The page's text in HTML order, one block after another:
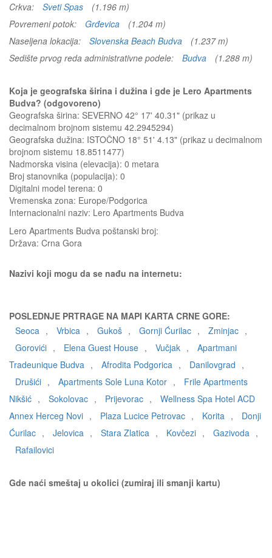
Crkva:
Sveti Spas
(1.196 m)
Povremeni potok:
Grđevica
(1.204 m)
Naseljena lokacija:
Slovenska Beach Budva
(1.237 m)
Sedište prvog reda administrativne podele:
Budva (1.288 m)
Koja je geografska širina i dužina i gde je Lero Apartments
Budva? (odgovoreno)
Geografska širina: SEVERNO 42° 17' 40.31" (prikaz u
decimalnom brojnom sistemu 42.2945294)
Geografska dužina: ISTOČNO 18° 51' 4.13" (prikaz u decimalnom
brojnom sistemu 18.8511477)
Nadmorska visina (elevacija): 0 metara
Broj stanovnika (populacija): 0
Digitalni model terena: 0
Vremenska zona: Europe/Podgorica
Internacionalni naziv: Lero Apartments Budva
Lero Apartments Budva poštanski broj:
Država: Crna Gora
Nazivi koji mogu da se nađu na internetu:
POSLEDNJE PRTRAGE NA MAPI KARTA CRNE GORE:
Seoca , Vrbica , Gukoš , Gornji Ćurilac , Zminjac ,
Gorovići , Elena Guest House , Vučjak ,
Apartmani
Tradeunique Budva , Afrodita Podgorica , Danilovgrad ,
Drušići , Apartments Sole Luna Kotor ,
Frile Apartments
Nikšić , Sokolovac , Prijevorac ,
Wellness Spa Hotel ACD
Annex Herceg Novi , Plaza Lucice Petrovac , Korita ,
Donji
Ćurilac , Jelovica , Stara Zlatica , Kovčezi , Gazivoda ,
Rafailovici
Gde naći smeštaj u okolici (zumiraj ili smanji kartu)